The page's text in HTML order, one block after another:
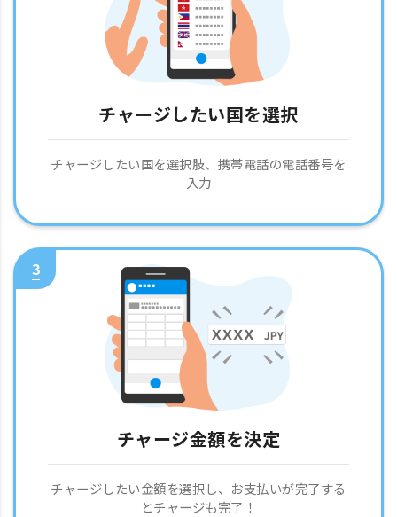
チャージしたい国を選択
チャージしたい国を選択肢、携帯電話の電話番号を
入力
3
チャージ金額を決定
チャージしたい金額を選択し、お支払いが完了する
とチャージも完了！